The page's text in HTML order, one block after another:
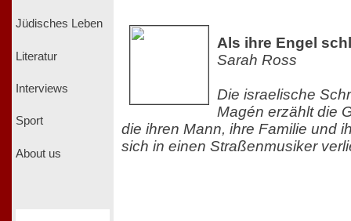
Jüdisches Leben
Literatur
Interviews
Sport
About us
Als ihre Engel
Sarah Ross
Die israelische
Magén erzählt die
die ihren Mann, ihre Familie und
sich in einen Straßenmusiker